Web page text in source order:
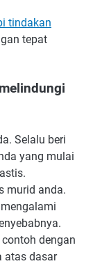
tindakan
tepat
Selalu beri
yang mulai
murid anda.
dengan
atas dasar